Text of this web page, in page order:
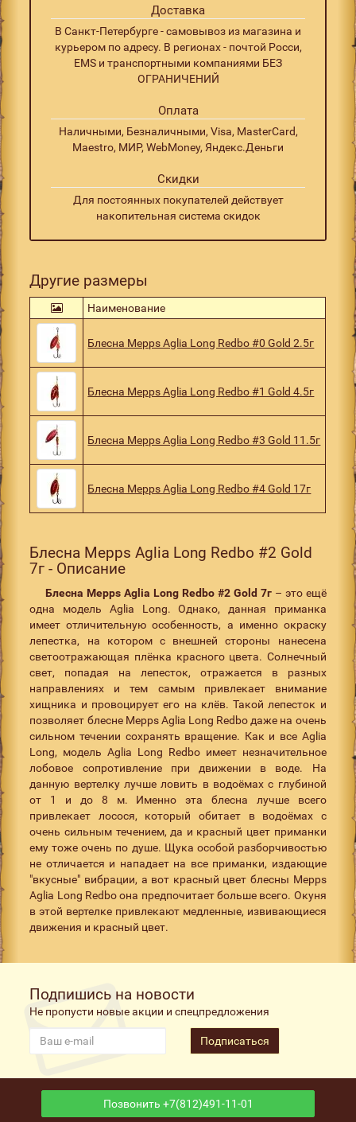
Доставка
В Санкт-Петербурге - самовывоз из магазина и
курьером по адресу. В регионах - почтой Росси,
EMS и транспортными компаниями БЕЗ
ОГРАНИЧЕНИЙ
Оплата
Наличными, Безналичными, Visa, MasterCard,
Maestro, МИР, WebMoney, Яндекс.Деньги
Скидки
Для постоянных покупателей действует
накопительная система скидок
Другие размеры
Наименование
Блесна Mepps Aglia Long Redbo #0 Gold 2.5г
Блесна Mepps Aglia Long Redbo #1 Gold 4.5г
Блесна Mepps Aglia Long Redbo #3 Gold 11.5г
Блесна Mepps Aglia Long Redbo #4 Gold 17г
Блесна Mepps Aglia Long Redbo #2 Gold
7г - Описание
Блесна Mepps Aglia Long Redbo #2 Gold 7г– это ещё
одна модель Aglia Long. Однако, данная приманка
имеет отличительную особенность, а именно окраску
лепестка, на котором с внешней стороны нанесена
светоотражающая плёнка красного цвета. Солнечный
свет, попадая на лепесток, отражается в разных
направлениях и тем самым привлекает внимание
хищника и провоцирует его на клёв. Такой лепесток и
позволяет блесне Mepps Aglia Long Redbo даже на очень
сильном течении сохранять вращение. Как и все Aglia
Long, модель Aglia Long Redbo имеет незначительное
лобовое сопротивление при движении в воде. На
данную вертелку лучше ловить в водоёмах с глубиной
от 1 и до 8 м. Именно эта блесна лучше всего
привлекает лосося, который обитает в водоёмах с
очень сильным течением, да и красный цвет приманки
ему тоже очень по душе. Щука особой разборчивостью
не отличается и нападает на все приманки, издающие
"вкусные" вибрации, а вот красный цвет блесны Mepps
Aglia Long Redbo она предпочитает больше всего. Окуня
в этой вертелке привлекают медленные, извивающиеся
движения и красный цвет.
Подпишись на новости
Не пропусти новые акции и спецпредложения
Подписаться
Позвонить +7(812)491-11-01